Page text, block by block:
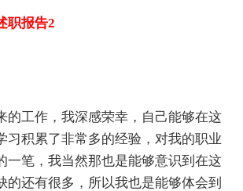
职报告2
工作，我深感荣幸，自己能够在这
习积累了非常多的经验，对我的职业
一笔，我当然那也是能够意识到在这
的还有很多，所以我也是能够体会到